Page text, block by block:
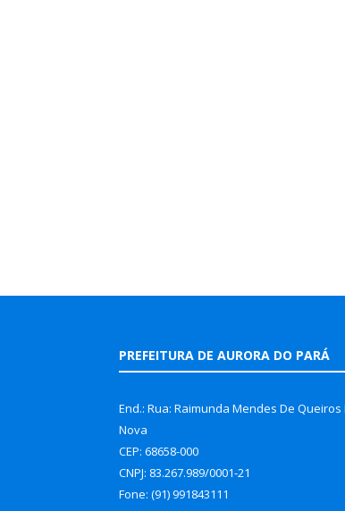
PREFEITURA DE AURORA DO PARÁ
End.: Rua: Raimunda Mendes De Queiros
Nova
CEP: 68658-000
CNPJ: 83.267.989/0001-21
Fone: (91) 991843111